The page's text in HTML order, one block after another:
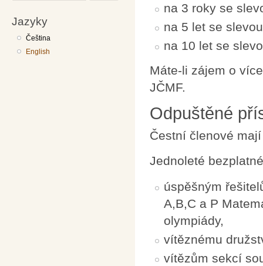
Jazyky
Čeština
English
na 3 roky se
na 5 let se
na 10 let se
Máte-li zájem o
JČMF.
Odpuštěné
Čestní členové
Jednoleté
úspěšným
A,B,C a P
olympiády,
vítěznému
vítězům sekcí